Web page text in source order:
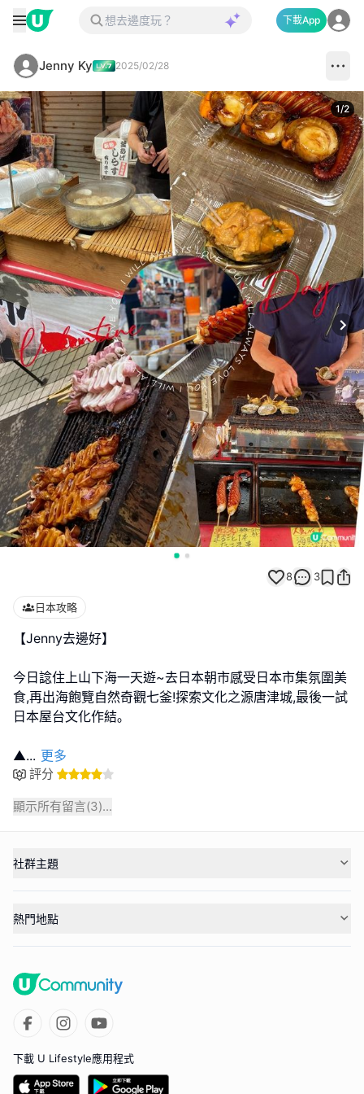
下載App
Jenny Ky 2025/02/28
1/2
8 3
日本攻略
【Jenny去邊好】
今日諗住上山下海一天遊~去日本朝市感受日本市集氛圍美
食,再出海飽覽自然奇觀七釜!探索文化之源唐津城,最後一試
日本屋台文化作結｡
▲... 更多
評分
顯示所有留言(3)...
社群主題
熱門地點
下載 U Lifestyle應用程式